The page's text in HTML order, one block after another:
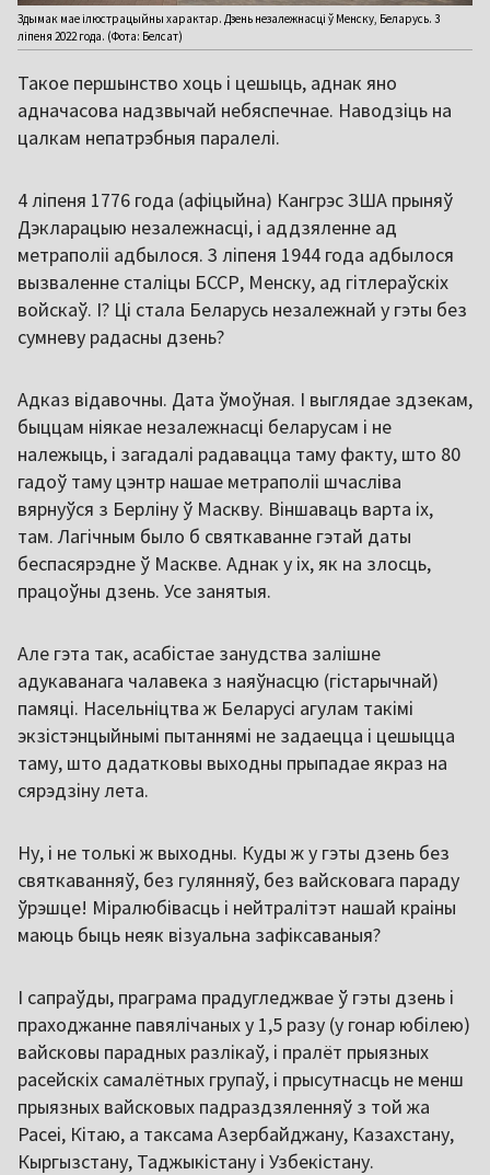
Здымак мае ілюстрацыйны характар. Дзень незалежнасці ў Менску, Беларусь. 3
ліпеня 2022 года. (Фота: Белсат)
Такое першынство хоць і цешыць, аднак яно
адначасова надзвычай небяспечнае. Наводзіць на
цалкам непатрэбныя паралелі.
4 ліпеня 1776 года (афіцыйна) Кангрэс ЗША прыняў
Дэкларацыю незалежнасці, і аддзяленне ад
метраполіі адбылося. 3 ліпеня 1944 года адбылося
вызваленне сталіцы БССР, Менску, ад гітлераўскіх
войскаў. І? Ці стала Беларусь незалежнай у гэты без
сумневу радасны дзень?
Адказ відавочны. Дата ўмоўная. І выглядае здзекам,
быццам ніякае незалежнасці беларусам і не
належыць, і загадалі радавацца таму факту, што 80
гадоў таму цэнтр нашае метраполіі шчасліва
вярнуўся з Берліну ў Маскву. Віншаваць варта іх,
там. Лагічным было б святкаванне гэтай даты
беспасярэдне ў Маскве. Аднак у іх, як на злосць,
працоўны дзень. Усе занятыя.
Але гэта так, асабістае занудства залішне
адукаванага чалавека з наяўнасцю (гістарычнай)
памяці. Насельніцтва ж Беларусі агулам такімі
экзістэнцыйнымі пытаннямі не задаецца і цешыцца
таму, што дадатковы выходны прыпадае якраз на
сярэдзіну лета.
Ну, і не толькі ж выходны. Куды ж у гэты дзень без
святкаванняў, без гулянняў, без вайсковага параду
ўрэшце! Міралюбівасць і нейтралітэт нашай краіны
маюць быць неяк візуальна зафіксаваныя?
І сапраўды, праграма прадугледжвае ў гэты дзень і
праходжанне павялічаных у 1,5 разу (у гонар юбілею)
вайсковы парадных разлікаў, і пралёт прыязных
расейскіх самалётных групаў, і прысутнасць не менш
прыязных вайсковых падраздзяленняў з той жа
Расеі, Кітаю, а таксама Азербайджану, Казахстану,
Кыргызстану, Таджыкістану і Узбекістану.